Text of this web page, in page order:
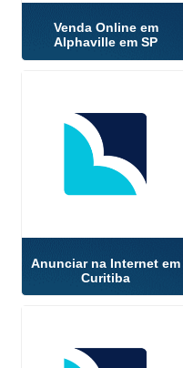
Venda Online em
Alphaville em SP
Anunciar na Internet em
Curitiba